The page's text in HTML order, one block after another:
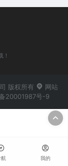
！
版权所有
网站
20001987号-9
我的